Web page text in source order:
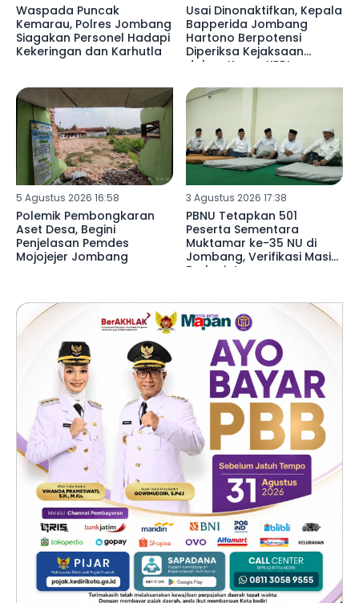
Waspada Puncak
Kemarau, Polres Jombang
Siagakan Personel Hadapi
Kekeringan dan Karhutla
Usai Dinonaktifkan, Kepala
Bapperida Jombang
Hartono Berpotensi
Diperiksa Kejaksaan
dalam Kasus KPRI
5 Agustus 2026 16:58
Polemik Pembongkaran
Aset Desa, Begini
Penjelasan Pemdes
Mojojejer Jombang
3 Agustus 2026 17:38
PBNU Tetapkan 501
Peserta Sementara
Muktamar ke-35 NU di
Jombang, Verifikasi Masih
Berlanjut